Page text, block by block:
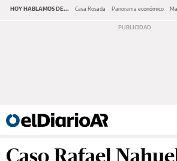
HOY HABLAMOS DE... Casa Rosada Panorama económico
Caso Rafael